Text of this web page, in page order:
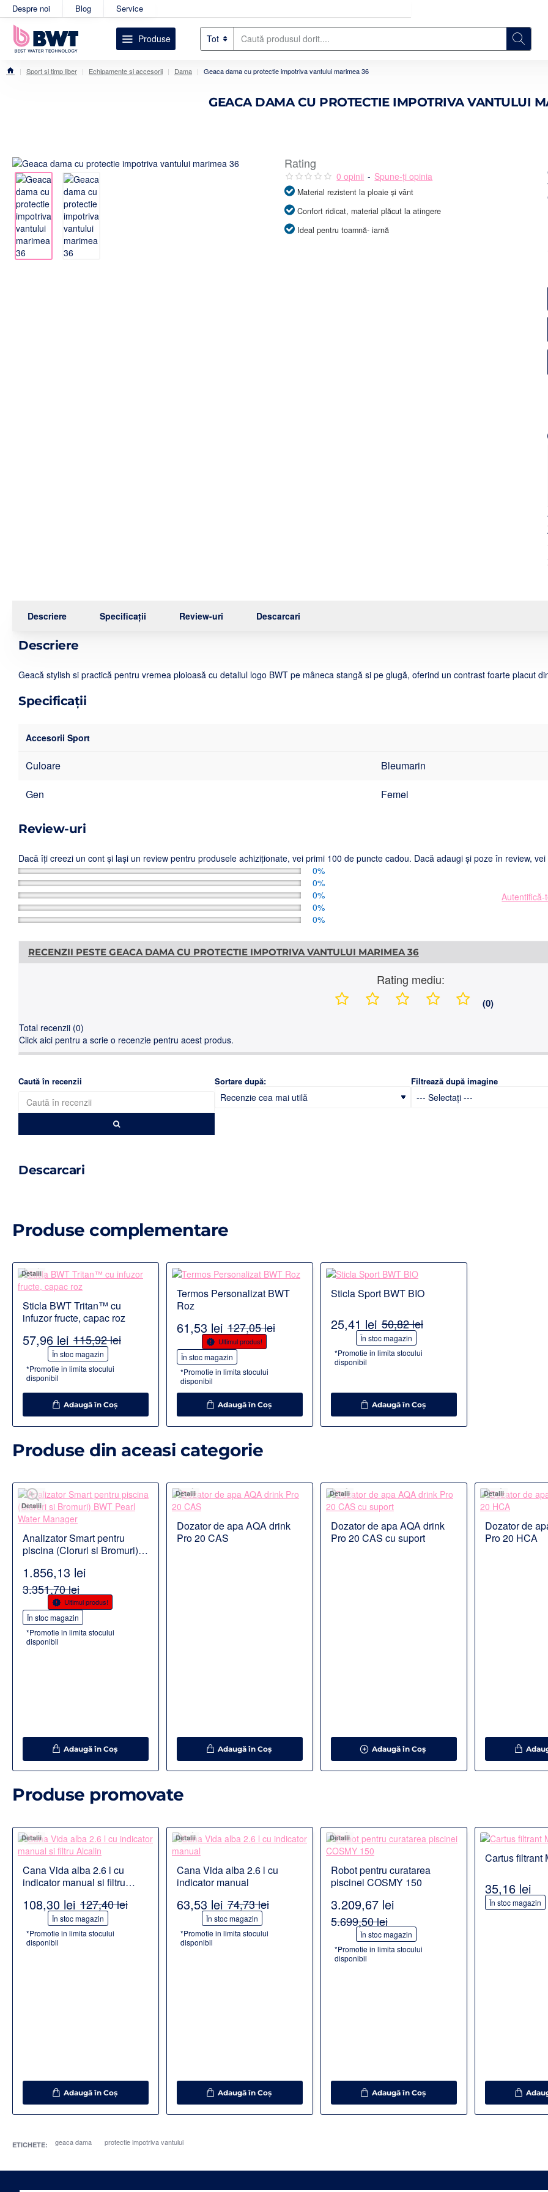
Despre noi Blog Service
Produse Tot
Caută
produsul
GEACA DAMA CU PROTECTIE IMPOTRIVA VANTULUI
home
Sport si timp liber Echipamente si accesorii Dama Geaca dama cu protectie impotriva vantului marimea 36
Material rezistent la ploaie și vânt
Confort ridicat, material plăcut la atingere
Ideal pentru toamnă- iarnă
Rating
0 opinii - Spune-ţi opinia
Descriere Specificații Review-uri Descarcari
Descriere
Geacă stylish si practică pentru vremea ploioasă cu detaliul logo BWT pe mâneca stangă si pe glugă, oferind un contrast foarte placut
Specificații
Accesorii Sport
Culoare Bleumarin
Gen Femei
Review-uri
Dacă îți creezi un cont și lași un review pentru produsele achiziționate, vei primi 100 de puncte cadou. Dacă adaugi și poze în review,
0%
0%
0%
0%
0%
Autentifică-
RECENZII PESTE GEACA DAMA CU PROTECTIE IMPOTRIVA VANTULUI MARIMEA 36
Rating mediu:
(0)
Total recenzii (0)
Click aici pentru a scrie o recenzie pentru acest produs.
Caută în recenzii Sortare după: Filtrează după imagine
Descarcari
Produse complementare
Detalii
Sticla BWT Tritan™ cu
infuzor fructe, capac roz
În stoc magazin
*Promotie in limita stocului
disponibil
57,96 lei 115,92 lei
Adaugă în Coş
Detalii
Termos Personalizat BWT
Roz
Ultimul produs!
În stoc magazin
*Promotie in limita stocului
disponibil
61,53 lei 127,05 lei
Adaugă în Coş
Detalii
Sticla Sport BWT BIO
În stoc magazin
*Promotie in limita stocului
disponibil
25,41 lei 50,82 lei
Adaugă în Coş
Produse din aceasi categorie
Detalii
Analizator Smart pentru
piscina (Cloruri si Bromuri)
Ultimul produs!
În stoc magazin
*Promotie in limita stocului
disponibil
1.856,13 lei
3.351,70 lei
Adaugă în Coş
Detalii
Disponibil la comanda %
Dozator de apa AQA drink
Pro 20 CAS
Adaugă în Coş
Detalii
Disponibil la comanda
Dozator de apa AQA drink
Pro 20 CAS cu suport
Adaugă în Coş
Detalii
Disponibil la
Dozator de
Pro 20 HCA
Produse promovate
Detalii
Cana Vida alba 2.6 l cu
indicator manual si filtru
În stoc magazin
*Promotie in limita stocului
disponibil
108,30 lei 127,40 lei
Adaugă în Coş
Detalii
Cana Vida alba 2.6 l cu
indicator manual
În stoc magazin
*Promotie in limita stocului
disponibil
63,53 lei 74,73 lei
Adaugă în Coş
Detalii
Robot pentru curatarea
piscinei COSMY 150
În stoc magazin
*Promotie in limita stocului
disponibil
3.209,67 lei
5.699,50 lei
Adaugă în Coş
Detalii
Cartus filtrant
În stoc magazin
35,16 lei
ETICHETE: geaca dama protectie impotriva vantului